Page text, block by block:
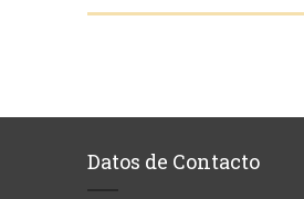
Datos de Contacto